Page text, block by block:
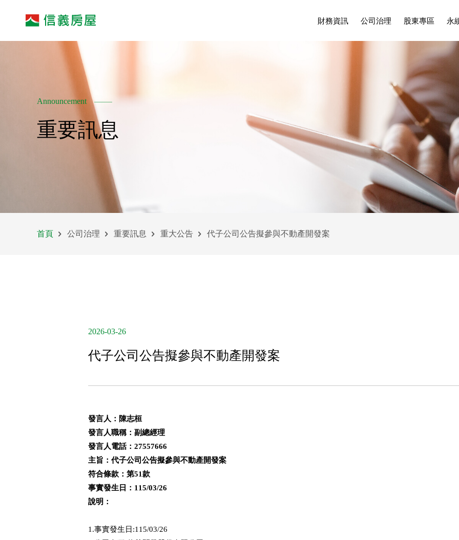
財務資訊 公司治理 股東專區 永
Announcement
重要訊息
首頁 公司治理 重要訊息 重大公告 代子公司公告擬參與不動產開發案
2026-03-26
代子公司公告擬參與不動產開發案
發言人：陳志桓
發言人職稱：副總經理
發言人電話：27557666
主旨：代子公司公告擬參與不動產開發案
符合條款：第51款
事實發生日：115/03/26
說明：
1.事實發生日:115/03/26